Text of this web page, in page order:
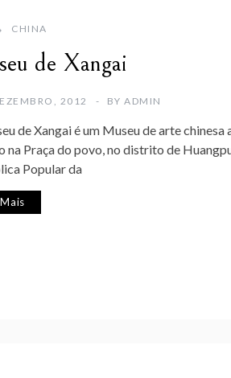
CHINA
de Xangai
2012 BY ADMIN
de Xangai é um Museu de arte chinesa
na Praça do povo, no distrito de
Popular da